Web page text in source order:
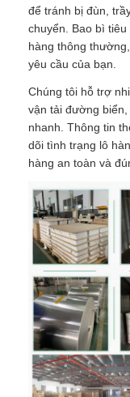
để tránh bị đùn,
chuyển. Bao bì
hàng thông
yêu cầu của bạn.
Chúng tôi hỗ trợ
vận tải đường
nhanh. Thông tin
dõi tình trạng lô
hàng an toàn và